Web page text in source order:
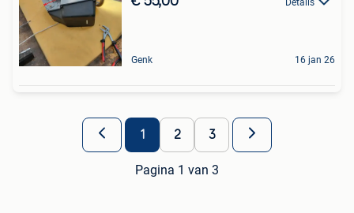
Genk 16 jan 26
1 2 3
Pagina 1 van 3